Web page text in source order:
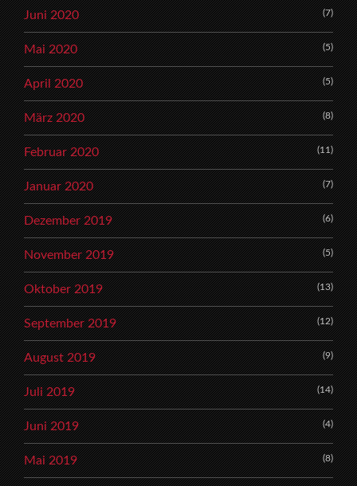
Juni 2020 (7)
Mai 2020 (5)
April 2020 (5)
März 2020 (8)
Februar 2020 (11)
Januar 2020 (7)
Dezember 2019 (6)
November 2019 (5)
Oktober 2019 (13)
September 2019 (12)
August 2019 (9)
Juli 2019 (14)
Juni 2019 (4)
Mai 2019 (8)